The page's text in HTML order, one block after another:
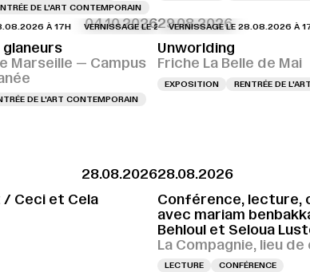
DE L'ART CONTEMPORAIN
LE 28.08.2026 À 16H VERNISSAGE LE 28.08.2026 À 16H
04.10.2026
À 17H VERNISSAGE LE 28.08.2026 À 17H VERNISSAGE LE
glaneurs
Marseille — Campus
DE L'ART CONTEMPORAIN
29.08.2026
VERNISSAGE LE 28.08.2026 À 17H
Unworlding
Friche La Belle de Mai
EXPOSITION RENTRÉE DE
LE 28.08.2026 À 18H VERNISSAGE LE 28.08.2026 À 18H
28.08.2026
/ Ceci et Cela
28.08.2026
Conférence, lecture,
avec mariam
Behloul et Seloua
La Compagnie, lieu
LECTURE
CONFÉRENCE